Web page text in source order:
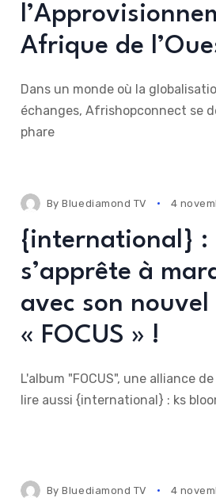
Afrique de
Dans un monde où la
échanges, Afrishopconnect se
phare
ByBluediamond TV 4
{international} :
s’apprête à
avec son nouvel
« FOCUS » !
L'album "FOCUS", une alliance
lire aussi {international} : ks
ByBluediamond TV 4